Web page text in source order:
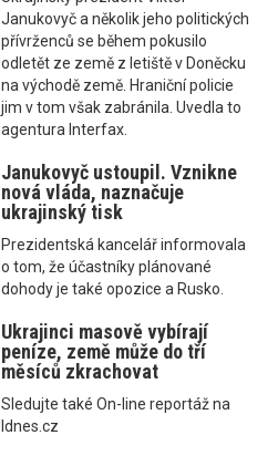
Janukovyč a několik jeho politických
přívrženců se během pokusilo
odletět ze země z letiště v Doněcku
na východě země. Hraniční policie
jim v tom však zabránila. Uvedla to
agentura Interfax.
Janukovyč ustoupil. Vznikne
nová vláda, naznačuje
ukrajinský tisk
Prezidentská kancelář informovala
o tom, že účastníky plánované
dohody je také opozice a Rusko.
Ukrajinci masově vybírají
peníze, země může do tří
měsíců zkrachovat
Sledujte také On-line reportáž na
Idnes.cz